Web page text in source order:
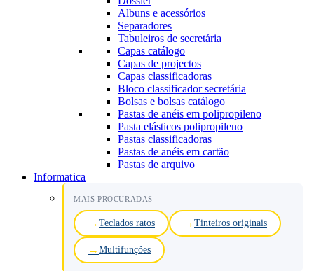
Albuns e acessórios
Separadores
Tabuleiros de secretária
Capas catálogo
Capas de projectos
Capas classificadoras
Bloco classificador secretária
Bolsas e bolsas catálogo
Pastas de anéis em polipropileno
Pasta elásticos polipropileno
Pastas classificadoras
Pastas de anéis em cartão
Pastas de arquivo
Informatica
MAIS PROCURADAS
Teclados ratos Tinteiros originais
Multifunções